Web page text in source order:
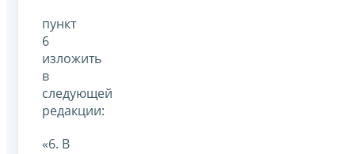
пункт
6
изложить
в
следующей
редакции:
«6. В